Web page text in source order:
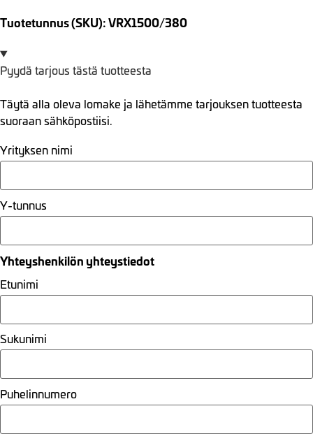
Tuotetunnus (SKU): VRX1500/380
Pyydä tarjous tästä tuotteesta
Täytä alla oleva lomake ja lähetämme tarjouksen tuotteesta
suoraan sähköpostiisi.
Yrityksen nimi
Y-tunnus
Yhteyshenkilön yhteystiedot
Etunimi
Sukunimi
Puhelinnumero